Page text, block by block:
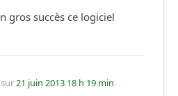
gros succès ce logiciel
sur21 juin 2013 18 h 19 min